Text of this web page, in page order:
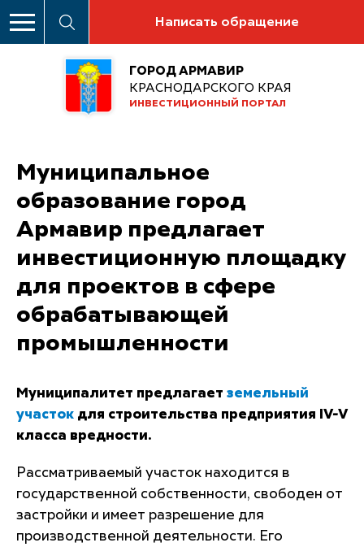
Написать обращение
ГОРОД АРМАВИР
КРАСНОДАРСКОГО КРАЯ
ИНВЕСТИЦИОННЫЙ ПОРТАЛ
Муниципальное
образование город
Армавир предлагает
инвестиционную площадку
для проектов в сфере
обрабатывающей
промышленности
Муниципалитет предлагает земельный
участок для строительства предприятия IV-V
класса вредности.
Рассматриваемый участок находится в
государственной собственности, свободен от
застройки и имеет разрешение для
производственной деятельности. Его